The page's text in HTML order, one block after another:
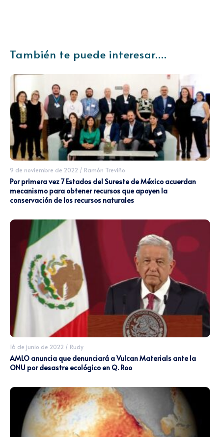
También te puede interesar....
9 de noviembre de 2022 / Ramón Treviño
Por primera vez 7 Estados del Sureste de México acuerdan
mecanismo para obtener recursos que apoyen la
conservación de los recursos naturales
16 de junio de 2022 / Rudy
AMLO anuncia que denunciará a Vulcan Materials ante la
ONU por desastre ecológico en Q. Roo